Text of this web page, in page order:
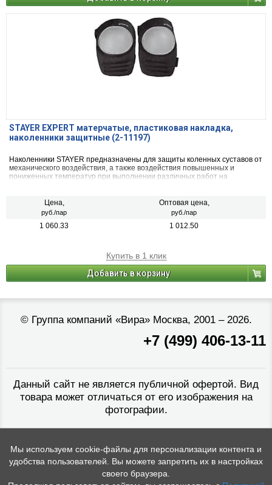
STAYER EXPERT матерчатые, пластиковая накладка,
наколенники защитные (2-11197)
Наколенники STAYER предназначены для защиты коленных суставов от
механического воздействия, а также воздействия повышенных и
пониженных температур при выполнении различных работ на
Цена,
руб./пар
Оптовая цена,
руб./пар
1 060.33 1 012.50
Купить в 1 клик
Добавить в корзину
© Группа компаний «Вира»Москва, 2001 – 2026.
+7 (499) 406-13-11
Данный сайт не является публичной офертой. Вид
товара может отличаться от его изображения на
фотографии.
Мы используем cookie-файлы для персонализации контента и
удобства пользователей. Вы можете запретить их в настройках
своего браузера.